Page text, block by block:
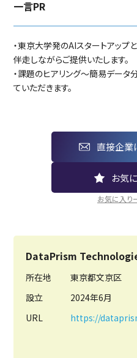
一言PR
・東京大学発のAIスタートアップ
伴走しながらご提供いたします。
・課題のヒアリング〜簡易デー
ていただきます。
直接企業
お気に入り
DataPrism
所在地
東京都文京区
設立
2024年6月
URL
https://